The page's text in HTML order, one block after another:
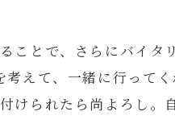
ことで、さらにバイタ
えて、一緒に行ってく
けられたら尚よろし。